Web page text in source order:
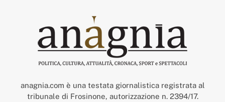
anagnia.com è una testata giornalistica registrata al
tribunale di Frosinone, autorizzazione n. 2394/17.